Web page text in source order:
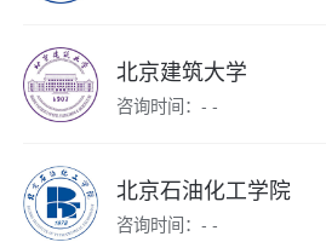
北京建筑大学
咨询时间：- -
北京石油化工学院
咨询时间：- -